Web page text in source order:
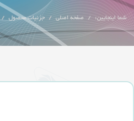
شما اینجایین: صفحه اصلی جزئیات محصول